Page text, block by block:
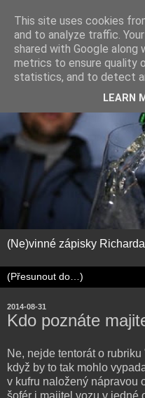
(Ne)vinné zápisky
2014-08-31
Kdo poznáte
Ne, nejde tentorát o
když by to tak mohlo
v kufru naložený nápravou
This site uses cookies
and to analyze traffic.
shared with Google
metrics to ensure quality
statistics, and to detect
LEARN